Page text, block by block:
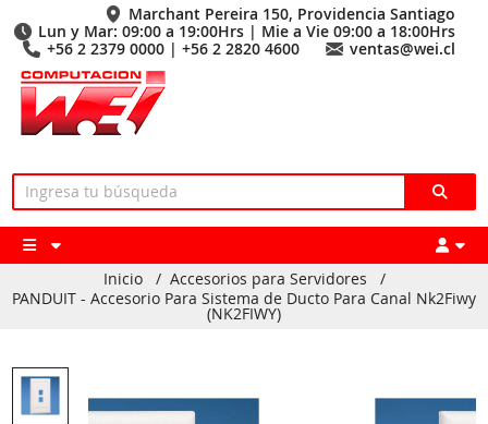
Marchant Pereira 150, Providencia Santiago
Lun y Mar: 09:00 a 19:00Hrs | Mie a Vie 09:00 a 18:00Hrs
+56 2 2379 0000 | +56 2 2820 4600
ventas@wei.cl
Inicio / Accesorios para Servidores
/
PANDUIT - Accesorio Para Sistema de Ducto Para Canal Nk2Fiwy
(NK2FIWY)